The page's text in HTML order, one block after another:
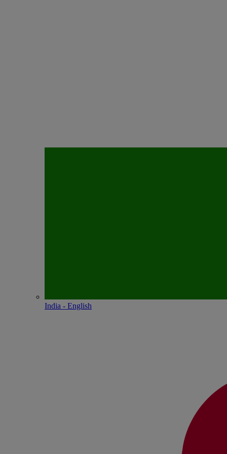
India - English